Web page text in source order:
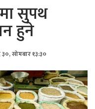
सुपथ
हुने
३०, सोमबार १३:३०